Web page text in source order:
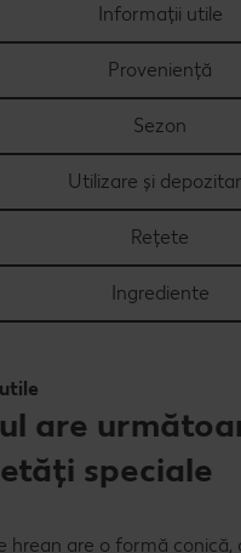
Informații utile
Proveniență
Sezon
Utilizare și
Rețete
Ingrediente
are
speciale
hrean are o formă conică,